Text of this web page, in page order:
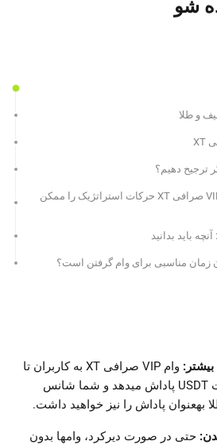
شو
و طلا
کاربردهای واقعی: چگونه وام VIP صرافی XT حرکات استراتژیک را ممکن
باید بدانید
زمان مناسبی برای وام گرفتن است؟
وام VIP صرافی XT به کاربران تا
سقف 800 دلار به صورت USDT پاداش میدهد و شما شانس
حتی در صورت دیرکرد، وامها بدون